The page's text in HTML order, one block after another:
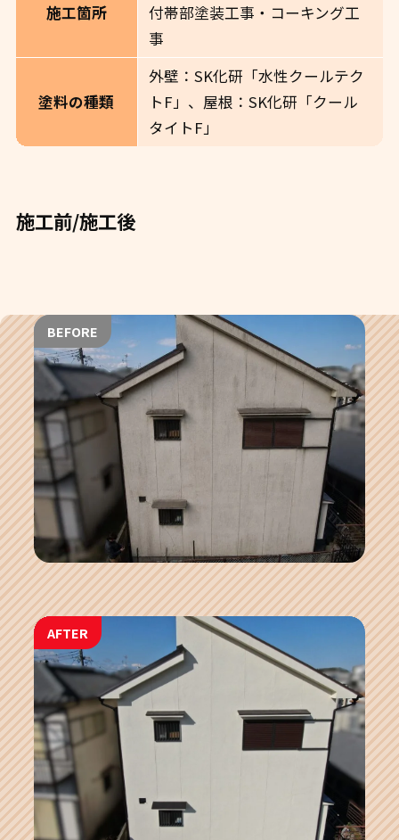
施工箇所
付帯部塗装工事・コーキング工
事
塗料の種類
外壁：SK化研「水性クールテク
トF」、屋根：SK化研「クール
タイトF」
施工前/施工後
BEFORE
AFTER